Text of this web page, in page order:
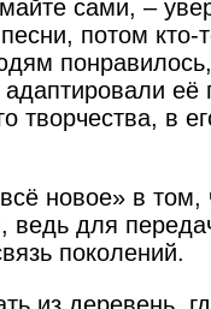
сами, –
потом кто-
её
творчества, в
новое» в
ведь для
поколений.